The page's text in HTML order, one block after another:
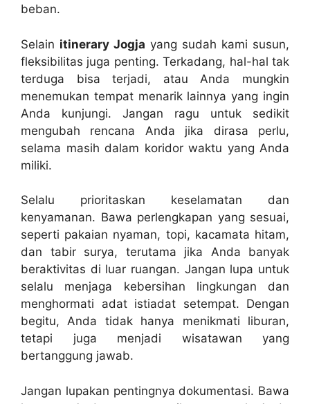
beban.
Selain itinerary Jogja yang sudah kami susun,
fleksibilitas juga penting. Terkadang, hal-hal tak
terduga bisa terjadi, atau Anda mungkin
menemukan tempat menarik lainnya yang ingin
Anda kunjungi. Jangan ragu untuk sedikit
mengubah rencana Anda jika dirasa perlu,
selama masih dalam koridor waktu yang Anda
miliki.
Selalu prioritaskan keselamatan dan
kenyamanan. Bawa perlengkapan yang sesuai,
seperti pakaian nyaman, topi, kacamata hitam,
dan tabir surya, terutama jika Anda banyak
beraktivitas di luar ruangan. Jangan lupa untuk
selalu menjaga kebersihan lingkungan dan
menghormati adat istiadat setempat. Dengan
begitu, Anda tidak hanya menikmati liburan,
tetapi juga menjadi wisatawan yang
bertanggung jawab.
Jangan lupakan pentingnya dokumentasi. Bawa